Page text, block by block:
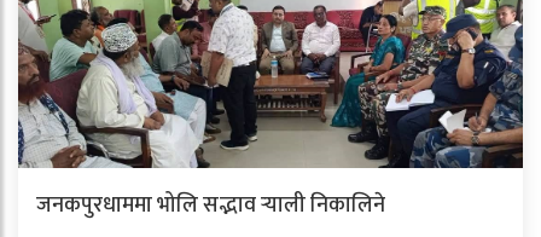
जनकपुरधाममा भोलि सद्भाव र्‍याली निकालिने